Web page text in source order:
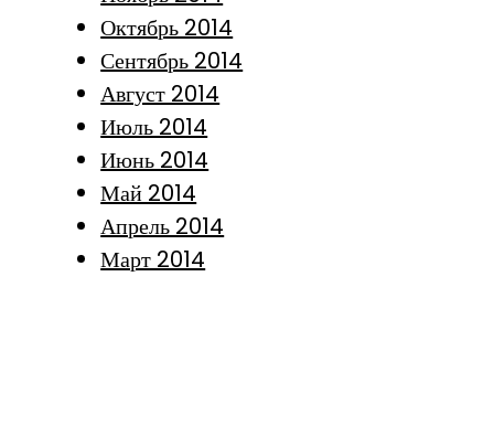
Октябрь 2014
Сентябрь 2014
Август 2014
Июль 2014
Июнь 2014
Май 2014
Апрель 2014
Март 2014